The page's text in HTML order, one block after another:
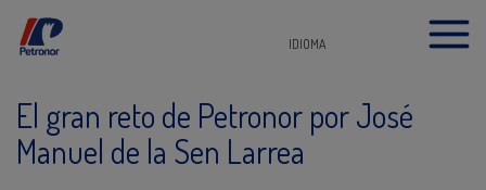
IDIOMA
El gran reto de Petronor por José
Manuel de la Sen Larrea